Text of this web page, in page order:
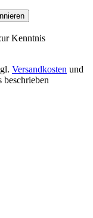
Kenntnis
Versandkosten und
beschrieben